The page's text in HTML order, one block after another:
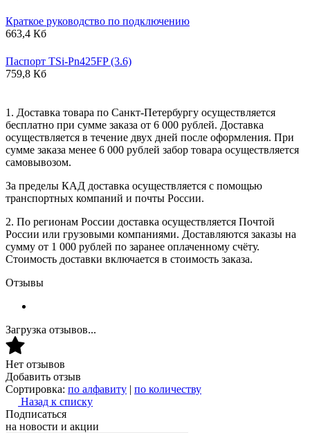
Краткое руководство по подключению
663,4 Кб
Паспорт TSi-Pn425FP (3.6)
759,8 Кб
1. Доставка товара по Санкт-Петербургу осуществляется
бесплатно при сумме заказа от 6 000 рублей. Доставка
осуществляется в течение двух дней после оформления. При
сумме заказа менее 6 000 рублей забор товара осуществляется
самовывозом.
За пределы КАД доставка осуществляется с помощью
транспортных компаний и почты России.
2. По регионам России доставка осуществляется Почтой
России или грузовыми компаниями. Доставляются заказы на
сумму от 1 000 рублей по заранее оплаченному счёту.
Стоимость доставки включается в стоимость заказа.
Отзывы
Загрузка отзывов...
Нет отзывов
Добавить отзыв
Сортировка: по алфавиту | по количеству
Назад к списку
Подписаться
на новости и акции